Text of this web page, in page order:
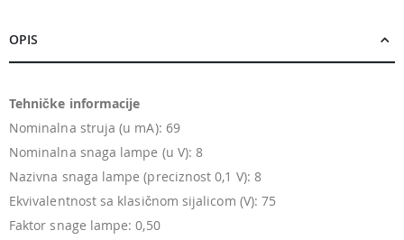
OPIS
Tehničke informacije
Nominalna struja (u mA): 69
Nominalna snaga lampe (u V): 8
Nazivna snaga lampe (preciznost 0,1 V): 8
Ekvivalentnost sa klasičnom sijalicom (V): 75
Faktor snage lampe: 0,50